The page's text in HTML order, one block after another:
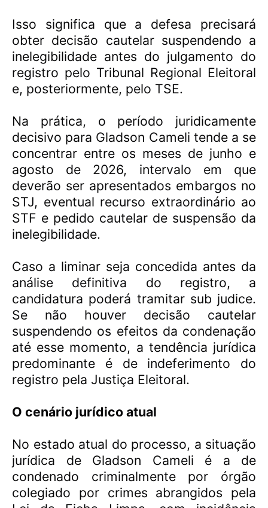
Isso significa que a defesa precisará
obter decisão cautelar suspendendo a
inelegibilidade antes do julgamento do
registro pelo Tribunal Regional Eleitoral
e, posteriormente, pelo TSE.
Na prática, o período juridicamente
decisivo para Gladson Cameli tende a se
concentrar entre os meses de junho e
agosto de 2026, intervalo em que
deverão ser apresentados embargos no
STJ, eventual recurso extraordinário ao
STF e pedido cautelar de suspensão da
inelegibilidade.
Caso a liminar seja concedida antes da
análise definitiva do registro, a
candidatura poderá tramitar sub judice.
Se não houver decisão cautelar
suspendendo os efeitos da condenação
até esse momento, a tendência jurídica
predominante é de indeferimento do
registro pela Justiça Eleitoral.
O cenário jurídico atual
No estado atual do processo, a situação
jurídica de Gladson Cameli é a de
condenado criminalmente por órgão
colegiado por crimes abrangidos pela